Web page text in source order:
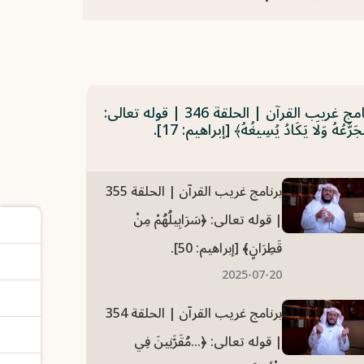
برنامج غريب القرآن | الحلقة 346 | قوله تعالى:
وَلَا يَكَادُ يُسِيغُهُ﴾ [إبراهيم: 17].
برنامج غريب القرآن | الحلقة 355
| قوله تعالى: ﴿سَرَابِيلُهُمْ مِنْ
قَطِرَانٍ﴾ [إبراهيم: 50].
2025-07-20
برنامج غريب القرآن | الحلقة 354
| قوله تعالى: ﴿...مُقَرَّنِينَ فِي